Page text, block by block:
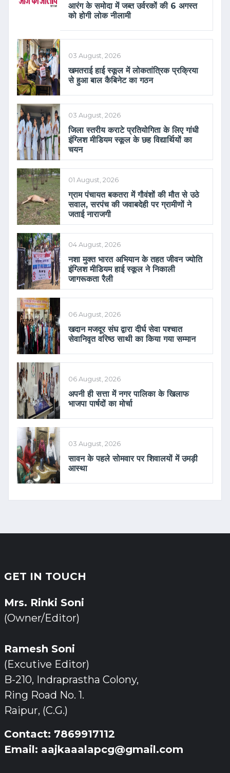
आरंग के समोदा में जब्त उर्वरकों की 6 अगस्त
को होगी लोक नीलामी
03 August, 2026
खमतराई हाई स्कूल में लोकतांत्रिक प्रक्रिया
से हुआ बाल कैबिनेट का गठन
03 August, 2026
जिला स्तरीय कराटे प्रतियोगिता के लिए गांधी
इंग्लिश मीडियम स्कूल के छह विद्यार्थियों का
चयन
01 August, 2026
ग्राम पंचायत बकतरा में गौवंशों की मौत से उठे
सवाल, सरपंच की जवाबदेही पर ग्रामीणों ने
जताई नाराजगी
04 August, 2026
नशा मुक्त भारत अभियान के तहत जीवन ज्योति
इंग्लिश मीडियम हाई स्कूल ने निकाली
जागरूकता रैली
06 August, 2026
खदान मजदूर संघ द्वारा दीर्घ सेवा पश्चात
सेवानिवृत वरिष्ठ साथी का किया गया सम्मान
06 August, 2026
अपनी ही सत्ता में नगर पालिका के खिलाफ
भाजपा पार्षदों का मोर्चा
03 August, 2026
सावन के पहले सोमवार पर शिवालयों में उमड़ी
आस्था
GET IN TOUCH
Mrs. Rinki Soni
(Owner/Editor)
Ramesh Soni
(Excutive Editor)
B-210, Indraprastha Colony,
Ring Road No. 1.
Raipur, (C.G.)
Contact: 7869917112
Email: aajkaaalapcg@gmail.com